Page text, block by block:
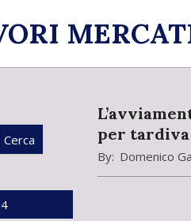
per tardiva
By: Domenico
Cerca